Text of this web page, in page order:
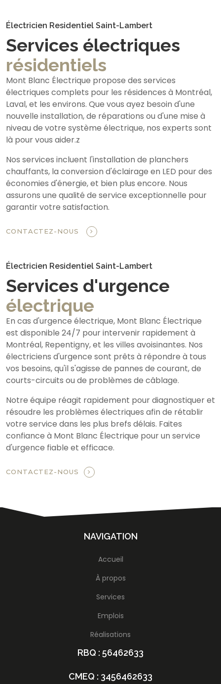
Électricien Residentiel Saint-Lambert
Services électriques
résidentiels
Mont Blanc Électrique propose des services
électriques complets pour les résidences à Montréal,
Laval, et les environs. Que vous ayez besoin d'une
nouvelle installation, de réparations ou d'une mise à
niveau de votre système électrique, nos experts sont
là pour vous aider.z
Nos services incluent l'installation de planchers
chauffants, la conversion d'éclairage en LED pour des
économies d'énergie, et bien plus encore. Nous
assurons une qualité de service exceptionnelle pour
garantir votre satisfaction.
CONTACTEZ-NOUS
Électricien Residentiel Saint-Lambert
Services d'urgence
électrique
En cas d'urgence électrique, Mont Blanc Électrique
est disponible 24/7 pour intervenir rapidement à
Montréal, Repentigny, et les villes avoisinantes. Nos
électriciens d'urgence sont prêts à répondre à tous
vos besoins, qu'il s'agisse de pannes de courant, de
courts-circuits ou de problèmes de câblage.
Notre équipe réagit rapidement pour diagnostiquer et
résoudre les problèmes électriques afin de rétablir
votre service dans les plus brefs délais. Faites
confiance à Mont Blanc Électrique pour un service
d'urgence fiable et efficace.
CONTACTEZ-NOUS
NAVIGATION
Accueil
À propos
Services
Emplois
Réalisations
RBQ : 56462633
CMEQ : 3456462633